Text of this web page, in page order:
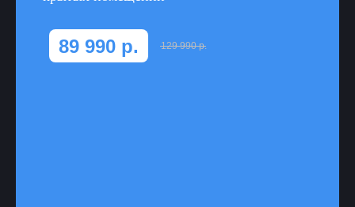
89 990 р. 129 990 р.